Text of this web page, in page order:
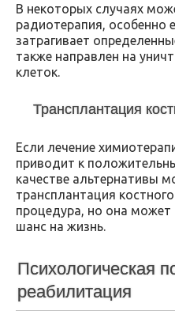
В некоторых случаях
радиотерапия, особенно
затрагивает
также направлен на
клеток.
Трансплантация
Если лечение
приводит к
качестве альтернативы
трансплантация
процедура, но она может
шанс на жизнь.
Психологическая
реабилитация